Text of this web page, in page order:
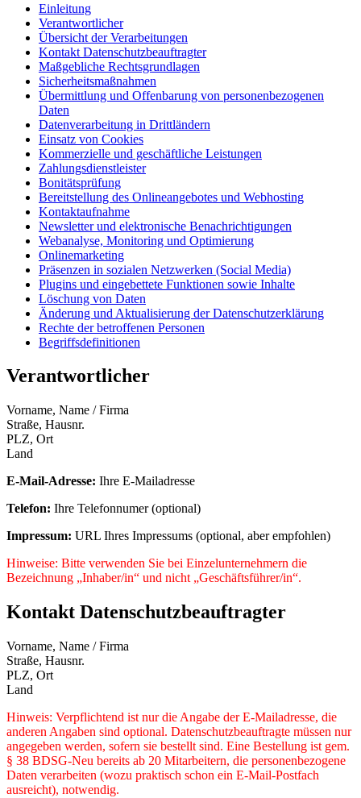
Einleitung
Verantwortlicher
Übersicht der Verarbeitungen
Kontakt Datenschutzbeauftragter
Maßgebliche Rechtsgrundlagen
Sicherheitsmaßnahmen
Übermittlung und Offenbarung von personenbezogenen
Daten
Datenverarbeitung in Drittländern
Einsatz von Cookies
Kommerzielle und geschäftliche Leistungen
Zahlungsdienstleister
Bonitätsprüfung
Bereitstellung des Onlineangebotes und Webhosting
Kontaktaufnahme
Newsletter und elektronische Benachrichtigungen
Webanalyse, Monitoring und Optimierung
Onlinemarketing
Präsenzen in sozialen Netzwerken (Social Media)
Plugins und eingebettete Funktionen sowie Inhalte
Löschung von Daten
Änderung und Aktualisierung der Datenschutzerklärung
Rechte der betroffenen Personen
Begriffsdefinitionen
Verantwortlicher
Vorname, Name / Firma
Straße, Hausnr.
PLZ, Ort
Land
E-Mail-Adresse: Ihre E-Mailadresse
Telefon: Ihre Telefonnumer (optional)
Impressum: URL Ihres Impressums (optional, aber empfohlen)
Hinweise: Bitte verwenden Sie bei Einzelunternehmern die
Bezeichnung „Inhaber/in“ und nicht „Geschäftsführer/in“.
Kontakt Datenschutzbeauftragter
Vorname, Name / Firma
Straße, Hausnr.
PLZ, Ort
Land
Hinweis: Verpflichtend ist nur die Angabe der E-Mailadresse, die
anderen Angaben sind optional. Datenschutzbeauftragte müssen nur
angegeben werden, sofern sie bestellt sind. Eine Bestellung ist gem.
§ 38 BDSG-Neu bereits ab 20 Mitarbeitern, die personenbezogene
Daten verarbeiten (wozu praktisch schon ein E-Mail-Postfach
ausreicht), notwendig.